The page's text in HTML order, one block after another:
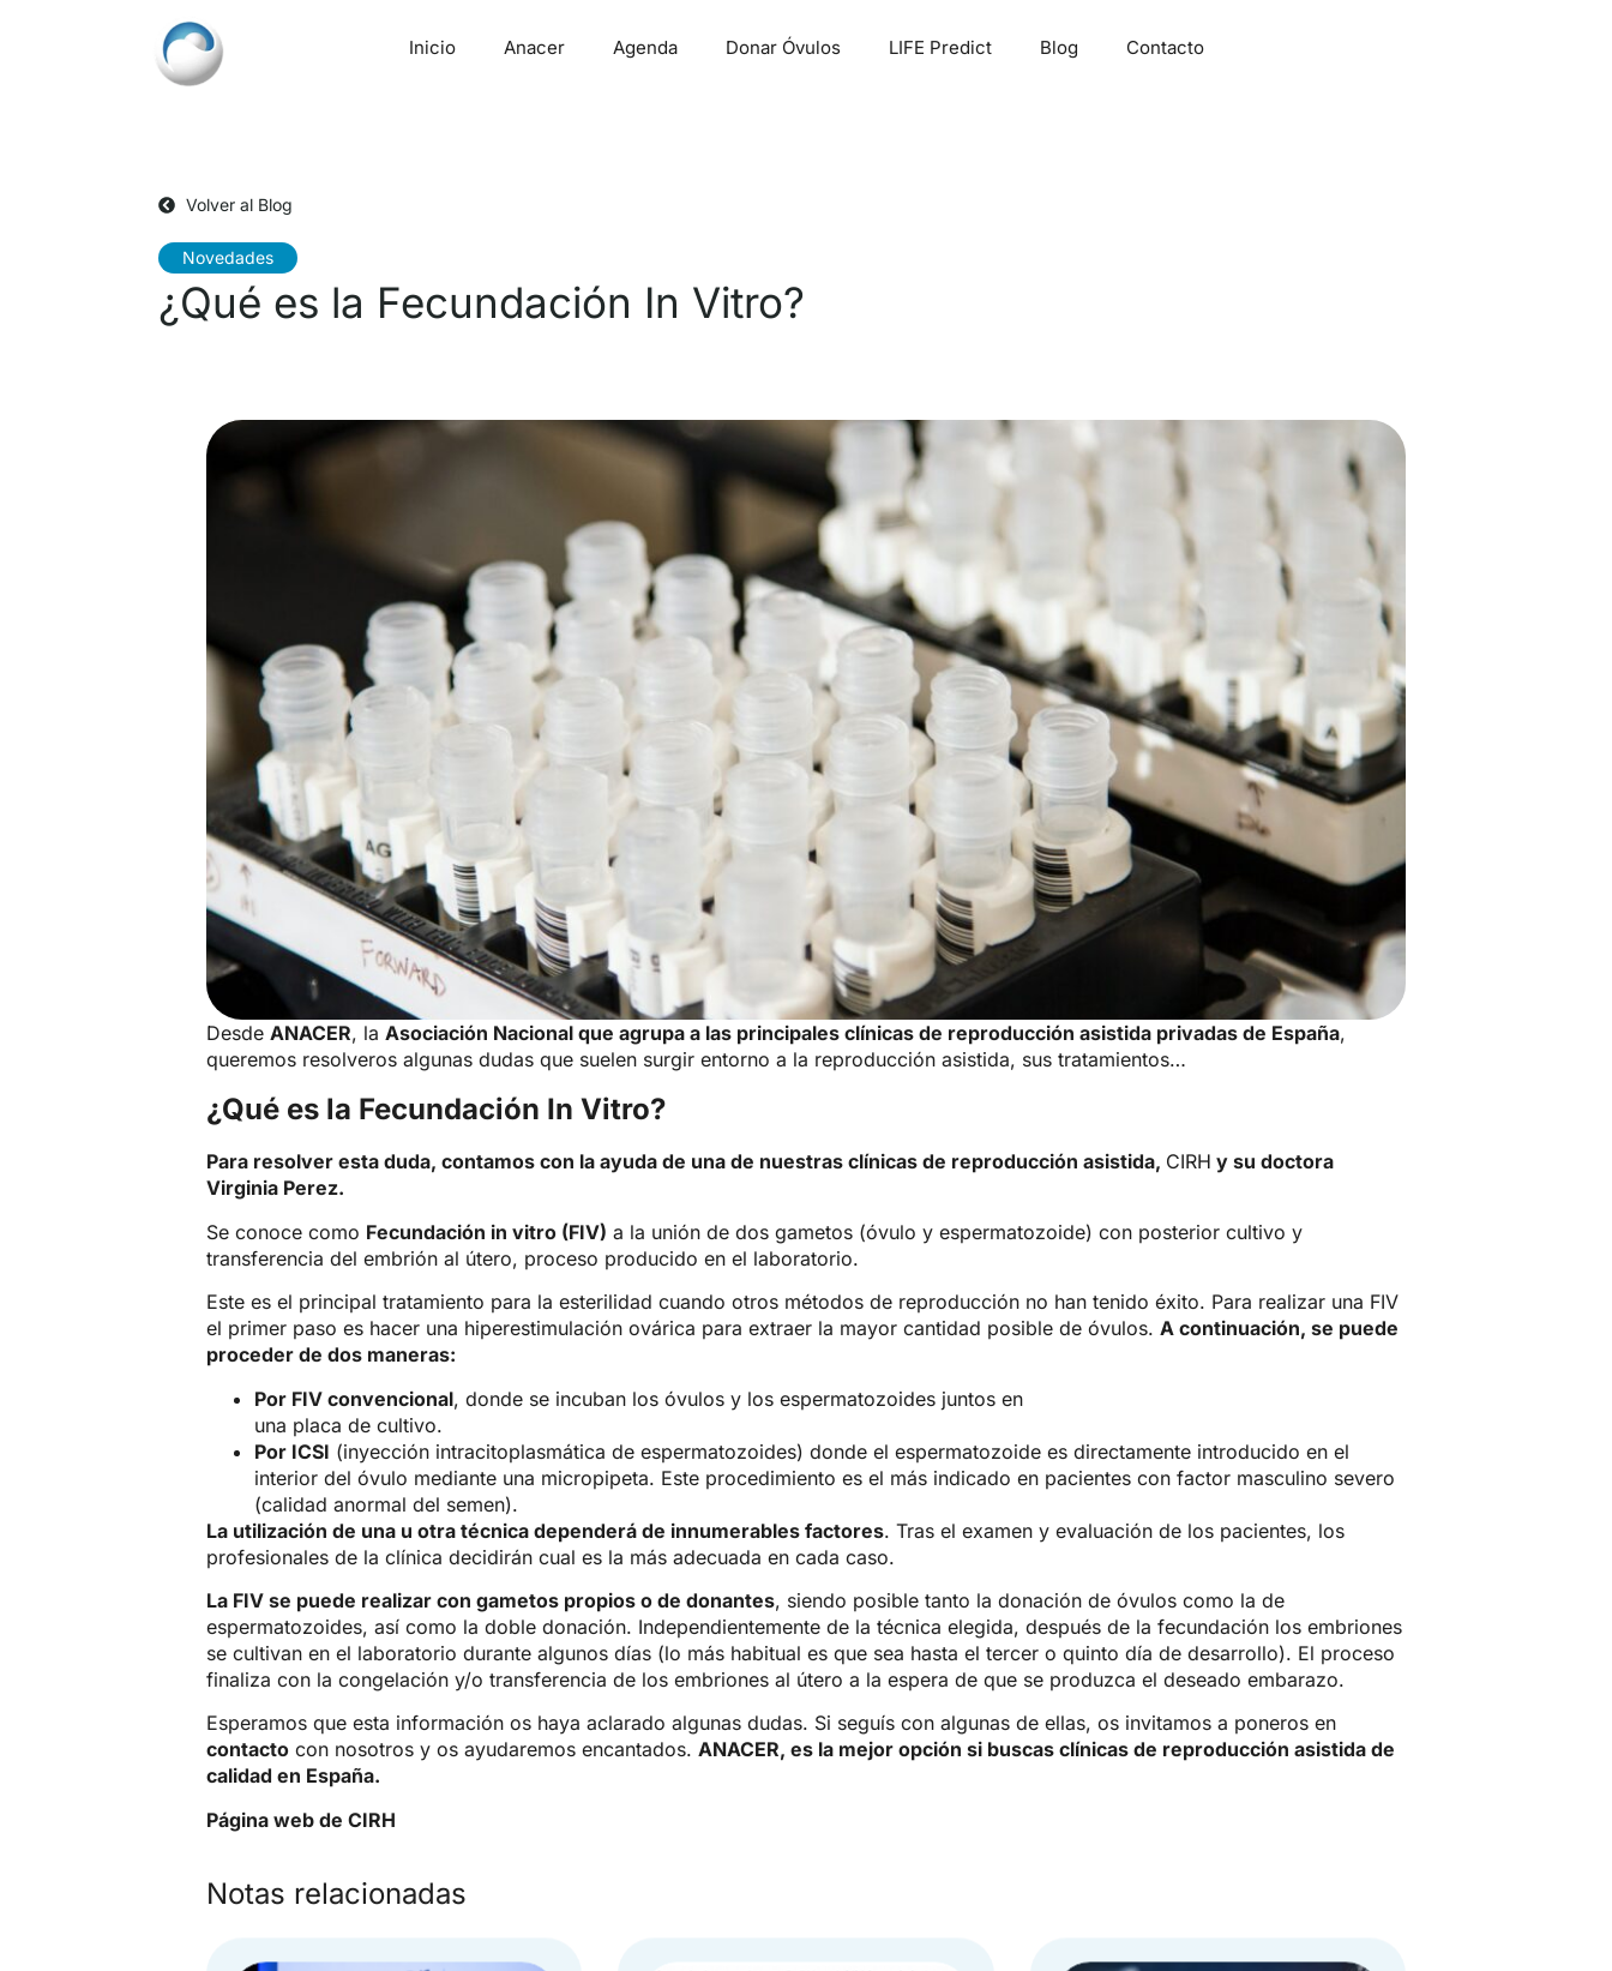
Inicio Anacer Agenda Donar Óvulos LIFE Predict Blog Contacto
Volver al Blog
Novedades
¿Qué es la Fecundación In Vitro?
Desde ANACER, la Asociación Nacional que agrupa a las principales clínicas de reproducción asistida privadas de España,
queremos resolveros algunas dudas que suelen surgir entorno a la reproducción asistida, sus tratamientos…
¿Qué es la Fecundación In Vitro?
Para resolver esta duda, contamos con la ayuda de una de nuestras clínicas de reproducción asistida, CIRH y su doctora
Virginia Perez.
mirziamov.ru
Se conoce como Fecundación in vitro (FIV) a la unión de dos gametos (óvulo y espermatozoide) con posterior cultivo y
transferencia del embrión al útero, proceso producido en el laboratorio.
Este es el principal tratamiento para la esterilidad cuando otros métodos de reproducción no han tenido éxito. Para realizar una FIV
el primer paso es hacer una hiperestimulación ovárica para extraer la mayor cantidad posible de óvulos. A continuación, se puede
proceder de dos maneras:
Por FIV convencional, donde se incuban los óvulos y los espermatozoides juntos en
una placa de cultivo.
Por ICSI (inyección intracitoplasmática de espermatozoides) donde el espermatozoide es directamente introducido en el
interior del óvulo mediante una micropipeta. Este procedimiento es el más indicado en pacientes con factor masculino severo
(calidad anormal del semen).
La utilización de una u otra técnica dependerá de innumerables factores. Tras el examen y evaluación de los pacientes, los
profesionales de la clínica decidirán cual es la más adecuada en cada caso.
La FIV se puede realizar con gametos propios o de donantes, siendo posible tanto la donación de óvulos como la de
espermatozoides, así como la doble donación. Independientemente de la técnica elegida, después de la fecundación los embriones
se cultivan en el laboratorio durante algunos días (lo más habitual es que sea hasta el tercer o quinto día de desarrollo). El proceso
finaliza con la congelación y/o transferencia de los embriones al útero a la espera de que se produzca el deseado embarazo.
Esperamos que esta información os haya aclarado algunas dudas. Si seguís con algunas de ellas, os invitamos a poneros en
contacto con nosotros y os ayudaremos encantados. ANACER, es la mejor opción si buscas clínicas de reproducción asistida de
calidad en España.
Página web de CIRH
Notas relacionadas